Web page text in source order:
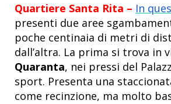
Quartiere Santa Rita – In
presenti due aree
poche centinaia di metri di
dall’altra. La prima si trova in
Quaranta, nei pressi del
sport. Presenta una
come recinzione, ma molto